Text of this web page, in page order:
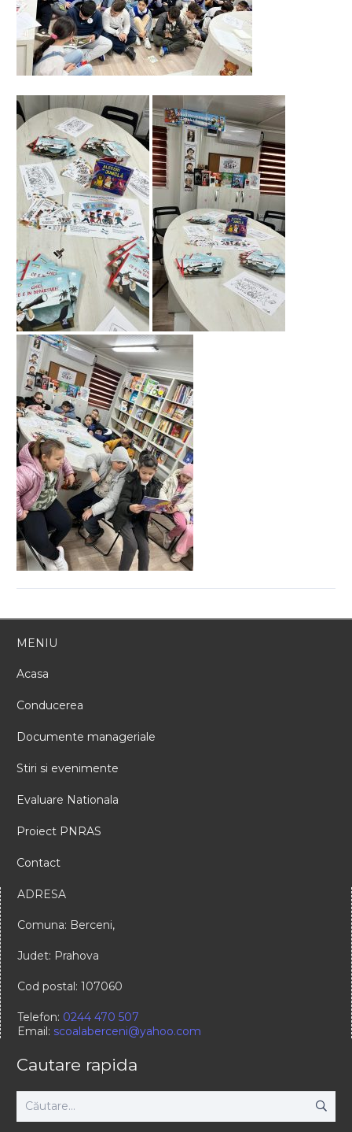
MENIU
Acasa
Conducerea
Documente manageriale
Stiri si evenimente
Evaluare Nationala
Proiect PNRAS
Contact
ADRESA
Comuna: Berceni,
Judet: Prahova
Cod postal: 107060
Telefon: 0244 470 507
Email: scoalaberceni@yahoo.com
Cautare rapida
după: